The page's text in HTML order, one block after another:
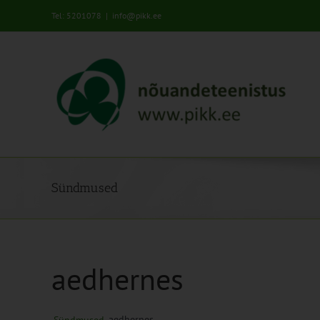
Tel: 5201078 | info@pikk.ee
Sündmused
aedhernes